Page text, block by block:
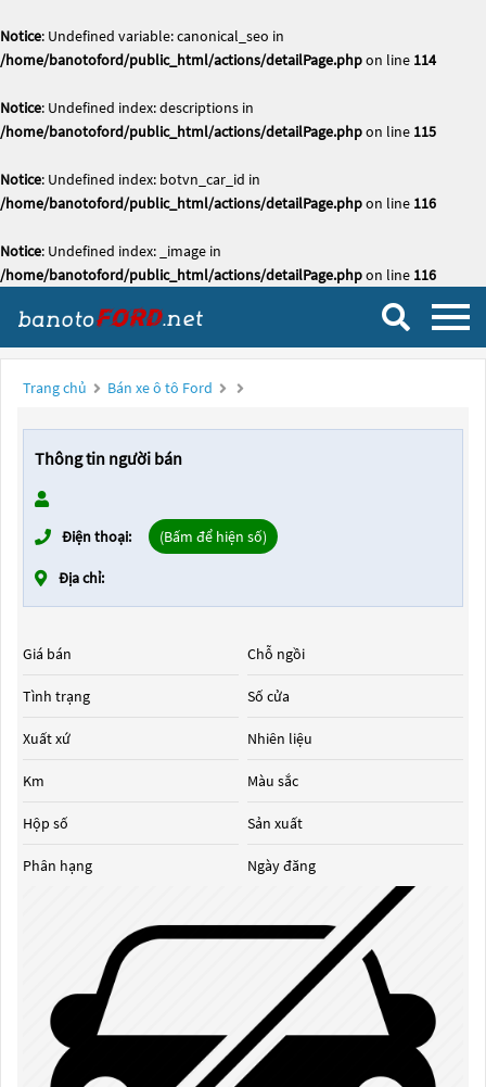
Notice: Undefined variable: canonical_seo in
/home/banotoford/public_html/actions/detailPage.phpon line 114
Notice: Undefined index: descriptions in
/home/banotoford/public_html/actions/detailPage.phpon line 115
Notice: Undefined index: botvn_car_id in
/home/banotoford/public_html/actions/detailPage.phpon line 116
Notice: Undefined index: _image in
/home/banotoford/public_html/actions/detailPage.phpon line 116
Trang chủ Bán xe ô tô Ford
Thông tin người bán
Điện thoại: (Bấm để hiện số)
Địa chỉ:
Giá bán
Tình trạng
Xuất xứ
Km
Hộp số
Phân hạng
Chỗ ngồi
Số cửa
Nhiên liệu
Màu sắc
Sản xuất
Ngày đăng